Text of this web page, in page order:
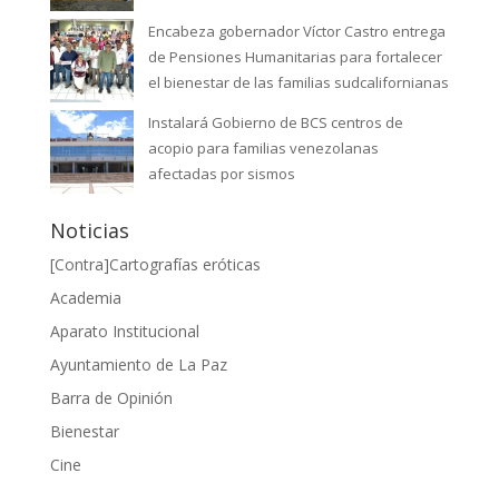
Encabeza gobernador Víctor Castro entrega
de Pensiones Humanitarias para fortalecer
el bienestar de las familias sudcalifornianas
Instalará Gobierno de BCS centros de
acopio para familias venezolanas
afectadas por sismos
Noticias
[Contra]Cartografías eróticas
Academia
Aparato Institucional
Ayuntamiento de La Paz
Barra de Opinión
Bienestar
Cine